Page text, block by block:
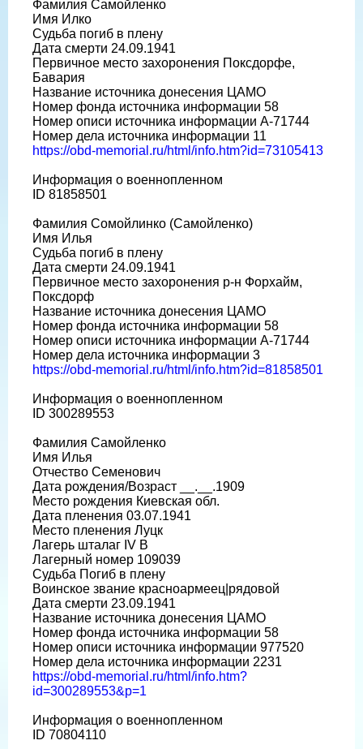
Фамилия Самойленко
Имя Илко
Судьба погиб в плену
Дата смерти 24.09.1941
Первичное место захоронения Поксдорфе,
Бавария
Название источника донесения ЦАМО
Номер фонда источника информации 58
Номер описи источника информации A-71744
Номер дела источника информации 11
https://obd-memorial.ru/html/info.htm?id=73105413
Информация о военнопленном
ID 81858501
Фамилия Сомойлинко (Самойленко)
Имя Илья
Судьба погиб в плену
Дата смерти 24.09.1941
Первичное место захоронения р-н Форхайм,
Поксдорф
Название источника донесения ЦАМО
Номер фонда источника информации 58
Номер описи источника информации A-71744
Номер дела источника информации 3
https://obd-memorial.ru/html/info.htm?id=81858501
Информация о военнопленном
ID 300289553
Фамилия Самойленко
Имя Илья
Отчество Семенович
Дата рождения/Возраст __.__.1909
Место рождения Киевская обл.
Дата пленения 03.07.1941
Место пленения Луцк
Лагерь шталаг IV B
Лагерный номер 109039
Судьба Погиб в плену
Воинское звание красноармеец|рядовой
Дата смерти 23.09.1941
Название источника донесения ЦАМО
Номер фонда источника информации 58
Номер описи источника информации 977520
Номер дела источника информации 2231
https://obd-memorial.ru/html/info.htm?
id=300289553&p=1
Информация о военнопленном
ID 70804110